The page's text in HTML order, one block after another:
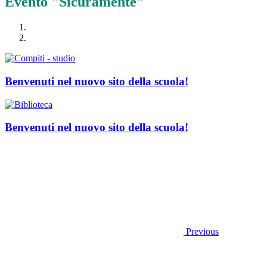
Benvenuti nel nuovo sito della scuola!
Benvenuti nel nuovo sito della scuola!
Previous